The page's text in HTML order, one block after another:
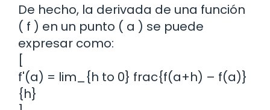
De hecho, la derivada de una función
( f ) en un punto ( a ) se puede
expresar como:
[
f'(a) = lim_{h to 0} frac{f(a+h) – f(a)}
{h}